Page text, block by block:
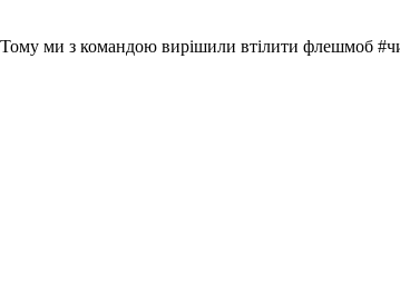
ми з командою вирішили втілити флешмоб